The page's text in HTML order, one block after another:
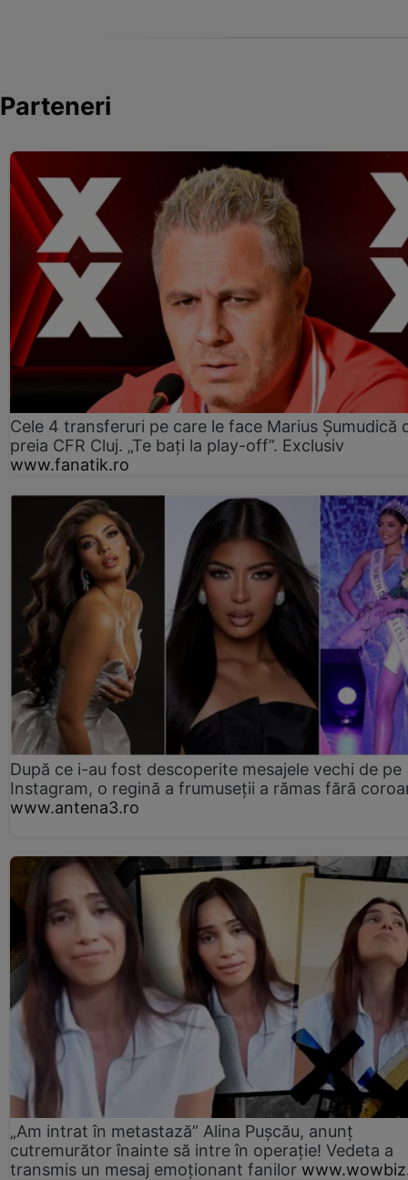
Parteneri
Cele 4 transferuri pe care le face Marius Șumudică
preia CFR Cluj. „Te bați la play-off”. Exclusiv
www.fanatik.ro
După ce i-au fost descoperite mesajele vechi de pe
Instagram, o regină a frumuseții a rămas fără
www.antena3.ro
„Am intrat în metastază” Alina Pușcău, anunț
cutremurător înainte să intre în operație! Vedeta a
transmis un mesaj emoționant fanilor